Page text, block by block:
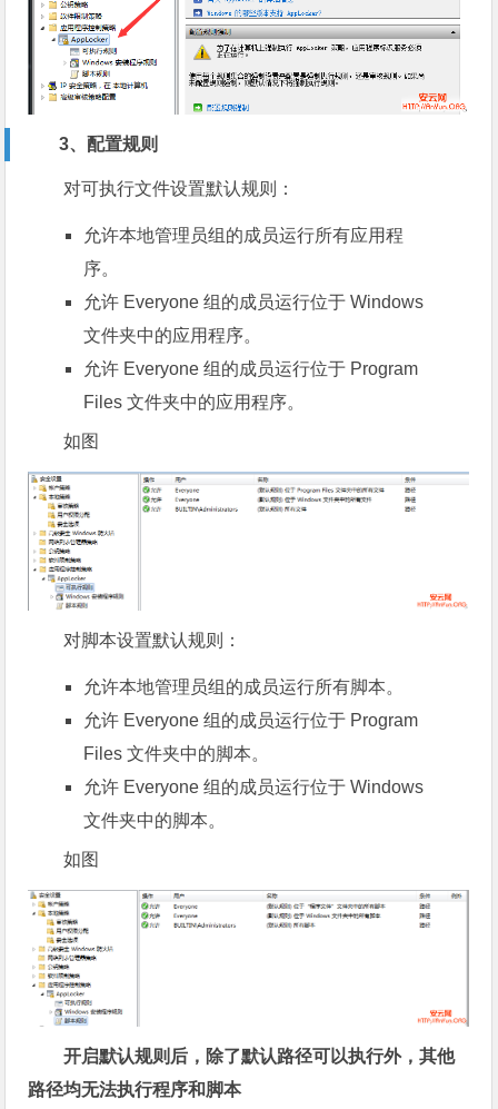
3、配置规则
对可执行文件设置默认规则：
允许本地管理员组的成员运行所有应用程
序。
允许 Everyone 组的成员运行位于 Windows
文件夹中的应用程序。
允许 Everyone 组的成员运行位于 Program
Files 文件夹中的应用程序。
如图
对脚本设置默认规则：
允许本地管理员组的成员运行所有脚本。
允许 Everyone 组的成员运行位于 Program
Files 文件夹中的脚本。
允许 Everyone 组的成员运行位于 Windows
文件夹中的脚本。
如图
开启默认规则后，除了默认路径可以执行外，其他
路径均无法执行程序和脚本